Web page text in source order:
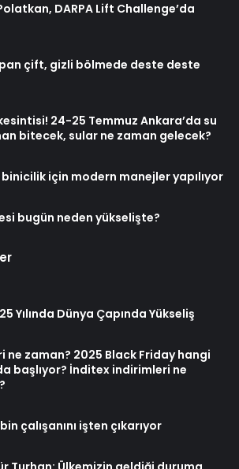
DARPA Lift Challenge’da
çift, gizli bölmede deste deste
24-25 Temmuz Ankara’da su
bitecek, sular ne zaman gelecek?
binicilik için modern manejler yapılıyor
bugün neden yükselişte?
Yılında Dünya Çapında Yükseliş
ne zaman? 2025 Black Friday hangi
başlıyor? İnditex indirimleri ne
çalışanını işten çıkarıyor